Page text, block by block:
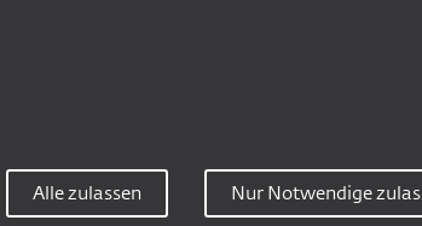
Alle zulassen Nur Notwendige